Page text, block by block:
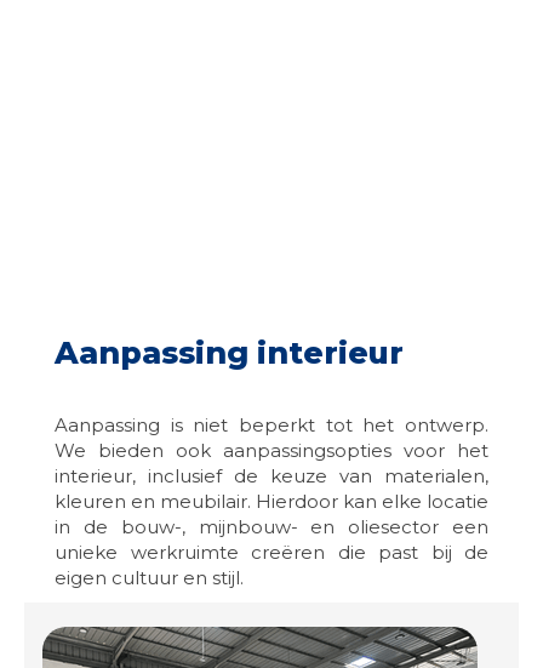
Aanpassing interieur
Aanpassing is niet beperkt tot het ontwerp.
We bieden ook aanpassingsopties voor het
interieur, inclusief de keuze van materialen,
kleuren en meubilair. Hierdoor kan elke locatie
in de bouw-, mijnbouw- en oliesector een
unieke werkruimte creëren die past bij de
eigen cultuur en stijl.